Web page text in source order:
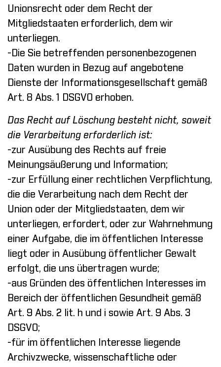
Unionsrecht oder dem Recht der
Mitgliedstaaten erforderlich, dem wir
unterliegen.
-Die Sie betreffenden personenbezogenen
Daten wurden in Bezug auf angebotene
Dienste der Informationsgesellschaft gemäß
Art. 8 Abs. 1 DSGVO erhoben.
Das Recht auf Löschung besteht nicht, soweit
die Verarbeitung erforderlich ist:
-zur Ausübung des Rechts auf freie
Meinungsäußerung und Information;
-zur Erfüllung einer rechtlichen Verpflichtung,
die die Verarbeitung nach dem Recht der
Union oder der Mitgliedstaaten, dem wir
unterliegen, erfordert, oder zur Wahrnehmung
einer Aufgabe, die im öffentlichen Interesse
liegt oder in Ausübung öffentlicher Gewalt
erfolgt, die uns übertragen wurde;
-aus Gründen des öffentlichen Interesses im
Bereich der öffentlichen Gesundheit gemäß
Art. 9 Abs. 2 lit. h und i sowie Art. 9 Abs. 3
DSGVO;
-für im öffentlichen Interesse liegende
Archivzwecke, wissenschaftliche oder